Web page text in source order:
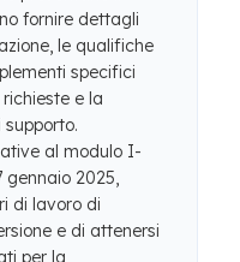
fornire dettagli
le qualifiche
specifici
e la
al modulo I-
gennaio 2025,
di lavoro di
e di attenersi
per la